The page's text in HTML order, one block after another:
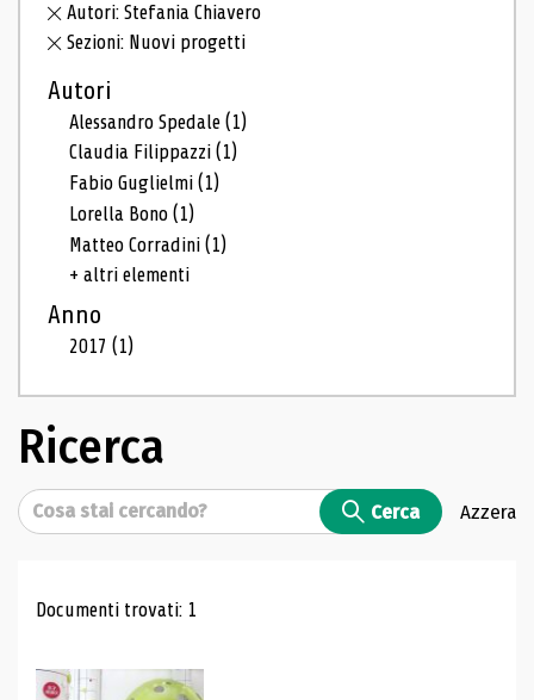
Autori: Stefania Chiavero
Sezioni: Nuovi progetti
Autori
Alessandro Spedale(1)
Claudia Filippazzi(1)
Fabio Guglielmi(1)
Lorella Bono(1)
Matteo Corradini(1)
+ altri elementi
Anno
2017(1)
Ricerca
Cerca Cerca Azzera
Risultati di ricerca
Documenti trovati: 1